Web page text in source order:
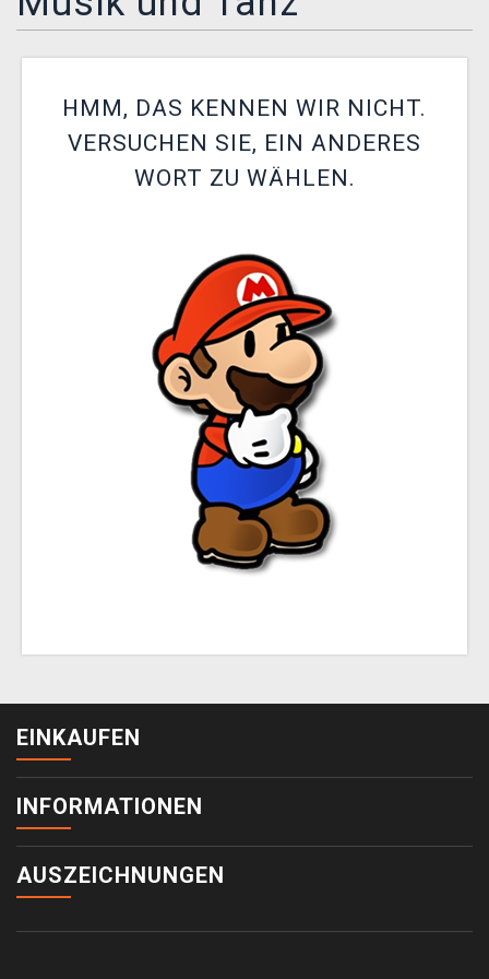
XZONE CLUB
HMM, DAS KENNEN WIR NICHT.
VERSUCHEN SIE, EIN ANDERES
WORT ZU WÄHLEN.
EINKAUFEN
INFORMATIONEN
AUSZEICHNUNGEN